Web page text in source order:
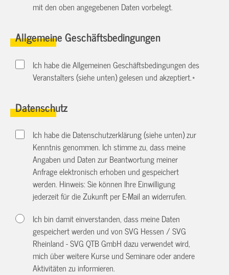
mit den oben angegebenen Daten vorbelegt.
Allgemeine Geschäftsbedingungen
Ich habe die Allgemeinen Geschäftsbedingungen des
Veranstalters (siehe unten) gelesen und akzeptiert.*
Datenschutz
Ich habe die Datenschutzerklärung (siehe unten) zur
Kenntnis genommen. Ich stimme zu, dass meine
Angaben und Daten zur Beantwortung meiner
Anfrage elektronisch erhoben und gespeichert
werden. Hinweis: Sie können Ihre Einwilligung
jederzeit für die Zukunft per E-Mail anwiderrufen.
Ich bin damit einverstanden, dass meine Daten
gespeichert werden und von SVG Hessen / SVG
Rheinland - SVG QTB GmbH dazu verwendet wird,
mich über weitere Kurse und Seminare oder andere
Aktivitäten zu informieren.